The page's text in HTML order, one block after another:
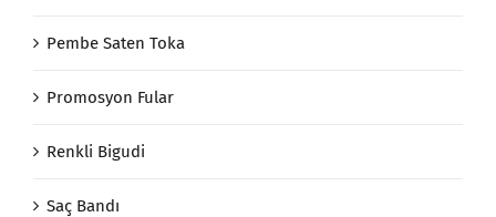
Pembe Saten Toka
Promosyon Fular
Renkli Bigudi
Saç Bandı